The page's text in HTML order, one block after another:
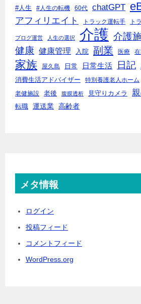
#人生 #人生の転機 60代 chatGPT
アフィリエイト トラック運転手 ト
ブログ運営 人生の選択 介護 介護
健康 健康管理 入院 副業 医療
家族 屋久島 日常 日常生活 日記
消費生活アドバイザー 特別養護老人ホーム
老健施設 老後 腹膜透析 見守りカメラ
転職 運送業 高齢者
メタ情報
ログイン
投稿フィード
コメントフィード
WordPress.org